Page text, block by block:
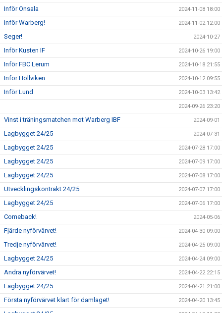
Inför Onsala 2024-11-08 18:00
Inför Warberg! 2024-11-02 12:00
Seger! 2024-10-27
Inför Kusten IF 2024-10-26 19:00
Inför FBC Lerum 2024-10-18 21:55
Inför Höllviken 2024-10-12 09:55
Inför Lund 2024-10-03 13:42
2024-09-26 23:20
Vinst i träningsmatchen mot Warberg IBF 2024-09-01
Lagbygget 24/25 2024-07-31
Lagbygget 24/25 2024-07-28 17:00
Lagbygget 24/25 2024-07-09 17:00
Lagbygget 24/25 2024-07-08 17:00
Utvecklingskontrakt 24/25 2024-07-07 17:00
Lagbygget 24/25 2024-07-06 17:00
Comeback! 2024-05-06
Fjärde nyförvärvet! 2024-04-30 09:00
Tredje nyförvärvet! 2024-04-25 09:00
Lagbygget 24/25 2024-04-24 09:00
Andra nyförvärvet! 2024-04-22 22:15
Lagbygget 24/25 2024-04-21 21:00
Första nyförvärvet klart för damlaget! 2024-04-20 13:45